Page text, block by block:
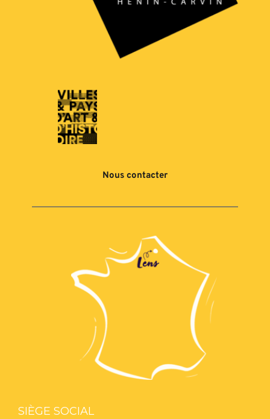
Nous contacter
SIÈGE SOCIAL